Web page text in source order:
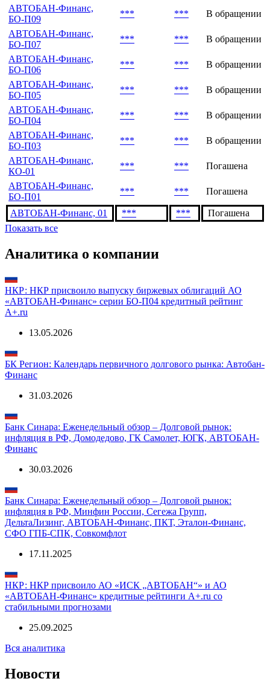
АВТОБАН-Финанс,
БО-П09
*** ***
В обращении
АВТОБАН-Финанс,
БО-П07
*** ***
В обращении
АВТОБАН-Финанс,
БО-П06
*** ***
В обращении
АВТОБАН-Финанс,
БО-П05
*** ***
В обращении
АВТОБАН-Финанс,
БО-П04
*** ***
В обращении
АВТОБАН-Финанс,
БО-П03
*** ***
В обращении
АВТОБАН-Финанс,
КО-01
*** ***
Погашена
АВТОБАН-Финанс,
БО-П01
*** *** Погашена
АВТОБАН-Финанс, 01 *** ***
Погашена
Показать все
Аналитика о компании
НКР: НКР присвоило выпуску биржевых облигаций АО
«АВТОБАН-Финанс» серии БО-П04 кредитный рейтинг
A+.ru
13.05.2026
БК Регион: Календарь первичного долгового рынка: Автобан-
Финанс
31.03.2026
Банк Синара: Еженедельный обзор – Долговой рынок:
инфляция в РФ, Домодедово, ГК Самолет, ЮГК, АВТОБАН-
Финанс
30.03.2026
Банк Синара: Еженедельный обзор – Долговой рынок:
инфляция в РФ, Минфин России, Сегежа Групп,
ДельтаЛизинг, АВТОБАН-Финанс, ПКТ, Эталон-Финанс,
СФО ГПБ-СПК, Совкомфлот
17.11.2025
НКР: НКР присвоило АО «ИСК „АВТОБАН“» и АО
«АВТОБАН-Финанс» кредитные рейтинги A+.ru со
стабильными прогнозами
25.09.2025
Вся аналитика
Новости